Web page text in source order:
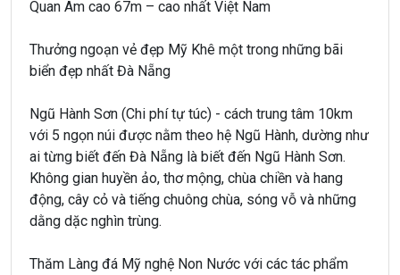
Quan Âm cao 67m – cao nhất Việt Nam
Thưởng ngoạn vẻ đẹp Mỹ Khê một trong những bãi
biển đẹp nhất Đà Nẵng
Ngũ Hành Sơn (Chi phí tự túc) - cách trung tâm 10km
với 5 ngọn núi được nằm theo hệ Ngũ Hành, dường như
ai từng biết đến Đà Nẵng là biết đến Ngũ Hành Sơn.
Không gian huyền ảo, thơ mộng, chùa chiền và hang
động, cây cỏ và tiếng chuông chùa, sóng vỗ và những
dằng dặc nghìn trùng.
Thăm Làng đá Mỹ nghệ Non Nước với các tác phẩm